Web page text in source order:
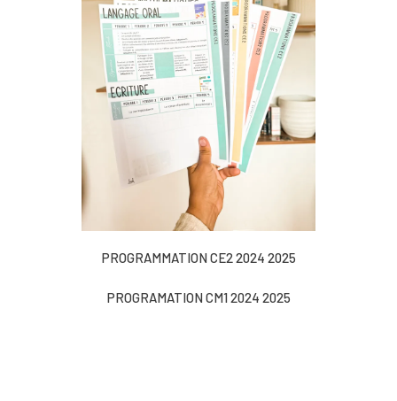
PROGRAMMATION CE2 2024 2025
PROGRAMATION CM1 2024 2025